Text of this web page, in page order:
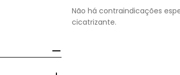
Não há contraindicações
cicatrizante.